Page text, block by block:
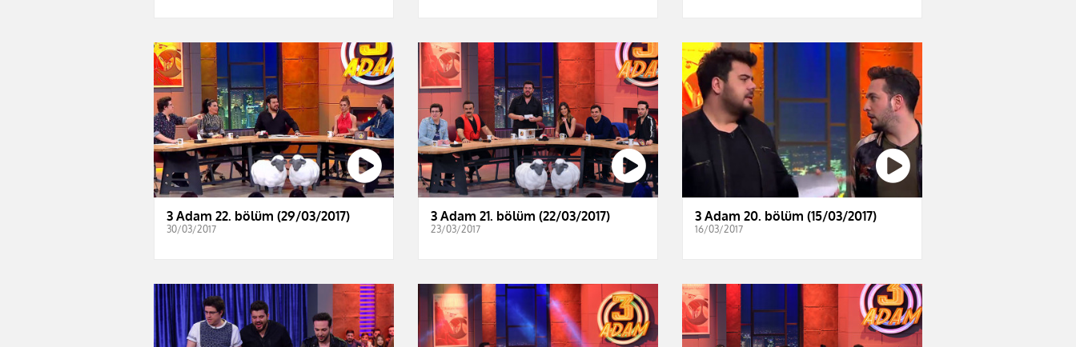
3 Adam 22. bölüm (29/03/2017)
30/03/2017
3 Adam 21. bölüm (22/03/2017)
23/03/2017
3 Adam 20. bölüm (15/03/2017)
16/03/2017